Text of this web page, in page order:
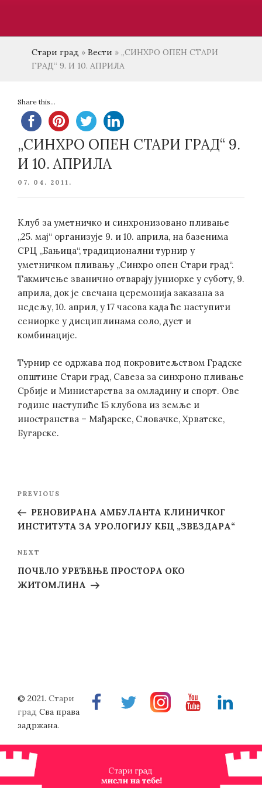
Стари град » Вести » „СИНХРО ОПЕН СТАРИ
ГРАД“ 9. И 10. АПРИЛА
Share this...
„СИНХРО ОПЕН СТАРИ ГРАД“ 9.
И 10. АПРИЛА
POSTED
07. 04. 2011.
Клуб за уметничко и синхронизовано пливање
„25. мај“ организује 9. и 10. априла, на базенима
СРЦ „Бањица“, традиционални турнир у
уметничком пливању „Синхро опен Стари град“.
Такмичење званично отварају јуниорке у суботу, 9.
априла, док је свечана церемонија заказана за
недељу, 10. април, у 17 часова када ће наступити
сениорке у дисциплинама соло, дует и
комбинације.
Турнир се одржава под покровитељством Градске
општине Стари град, Савеза за синхроно пливање
Србије и Министарства за омладину и спорт. Ове
године наступиће 15 клубова из земље и
иностранства – Мађарске, Словачке, Хрватске,
Бугарске.
Post
Previous
Post
PREVIOUS
РЕНОВИРАНА АМБУЛАНТА КЛИНИЧКОГ
ИНСТИТУТА ЗА УРОЛОГИЈУ КБЦ „ЗВЕЗДАРА“
Next
Post
NEXT
ПОЧЕЛО УРЕЂЕЊЕ ПРОСТОРА ОКО
ЖИТОМЛИНА
FacebookTwitterInstragramYoutubeLinkedin
© 2021. Стари
град Сва права
задржана.